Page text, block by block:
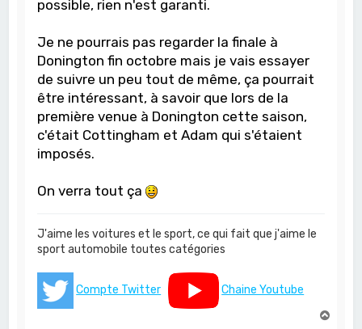
possible, rien n'est garanti.
Je ne pourrais pas regarder la finale à
Donington fin octobre mais je vais essayer
de suivre un peu tout de même, ça pourrait
être intéressant, à savoir que lors de la
première venue à Donington cette saison,
c'était Cottingham et Adam qui s'étaient
imposés.
On verra tout ça
J'aime les voitures et le sport, ce qui fait que j'aime le
sport automobile toutes catégories
Compte Twitter
Chaine Youtube